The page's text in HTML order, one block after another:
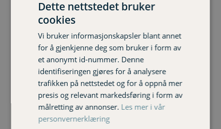
Hjelset barnehage, Molde kommune
Hauglegda og Øvre Bergmo barnehager, Molde
kommune
Bjørset barnehage, Molde kommune
Espira barnehage, Molde kommune
Lillekollen barnehage, Molde kommune
Mordalstua barnehage, Molde kommune
Lyngstad barnehage, Hustadvika kommune
Jendem barnehage, Hustadvika kommune
Tornes barnehage, Hustadvika kommune
Dette nettstedet bruker
cookies
Vi bruker informasjonskapsler blant annet
for å gjenkjenne deg som bruker i form av
et anonymt id-nummer. Denne
identifiseringen gjøres for å analysere
trafikken på nettstedet og for å oppnå mer
presis og relevant markedsføring i form av
målretting av annonser. Les mer i vår
personvernerklæring